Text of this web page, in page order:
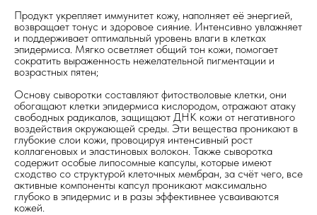
Продукт укрепляет иммунитет кожу, наполняет её энергией,
возвращает тонус и здоровое сияние. Интенсивно увлажняет
и поддерживает оптимальный уровень влаги в клетках
эпидермиса. Мягко осветляет общий тон кожи, помогает
сократить выраженность нежелательной пигментации и
возрастных пятен;
Основу сыворотки составляют фитостволовые клетки, они
обогащают клетки эпидермиса кислородом, отражают атаку
свободных радикалов, защищают ДНК кожи от негативного
воздействия окружающей среды. Эти вещества проникают в
глубокие слои кожи, провоцируя интенсивный рост
коллагеновых и эластиновых волокон. Также сыворотка
содержит особые липосомные капсулы, которые имеют
сходство со структурой клеточных мембран, за счёт чего, все
активные компоненты капсул проникают максимально
глубоко в эпидермис и в разы эффективнее усваиваются
кожей.